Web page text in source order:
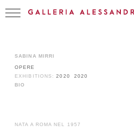
SABINA MIRRI
OPERE
EXHIBITIONS:2020
2020
BIO
NATA A ROMA NEL 1957